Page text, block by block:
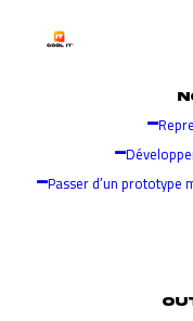
Passer d’un prototype